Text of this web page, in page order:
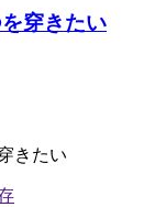
穿きたい
きたい